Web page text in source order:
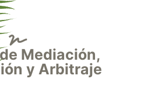
Mediación,
y Arbitraje